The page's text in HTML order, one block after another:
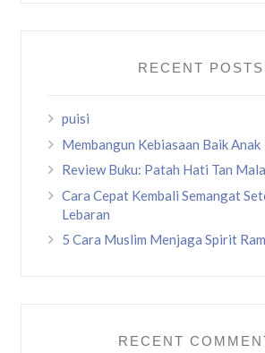
RECENT POSTS
puisi
Membangun Kebiasaan Baik Anak
Review Buku: Patah Hati Tan
Cara Cepat Kembali Semangat
Lebaran
5 Cara Muslim Menjaga Spirit
RECENT